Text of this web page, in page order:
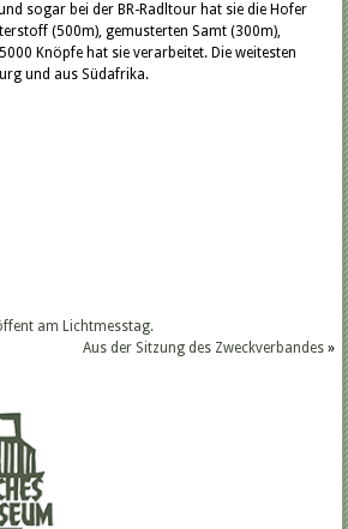
sogar bei der BR-Radltour hat sie die Hofer
(500m), gemusterten Samt (300m),
Knöpfe hat sie verarbeitet. Die weitesten
und aus Südafrika.
am Lichtmesstag.
Aus der Sitzung des Zweckverbandes»